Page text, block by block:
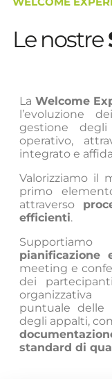
Le nostre
La Welcome
l’evoluzione
gestione
operativo,
integrato e
Valorizziamo il
primo
attraverso
efficienti.
pianificazione
meeting e
dei
puntuale delle
degli appalti,
standard di